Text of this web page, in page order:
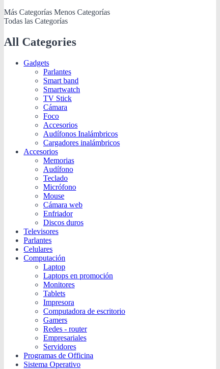
Más Categorías Menos Categorías
Todas las Categorías
All Categories
Gadgets
Parlantes
Smart band
Smartwatch
TV Stick
Cámara
Foco
Accesorios
Audífonos Inalámbricos
Cargadores inalámbricos
Accesorios
Memorias
Audífono
Teclado
Micrófono
Mouse
Cámara web
Enfriador
Discos duros
Televisores
Parlantes
Celulares
Computación
Laptop
Laptops en promoción
Monitores
Tablets
Impresora
Computadora de escritorio
Gamers
Redes - router
Empresariales
Servidores
Programas de Officina
Sistema Operativo